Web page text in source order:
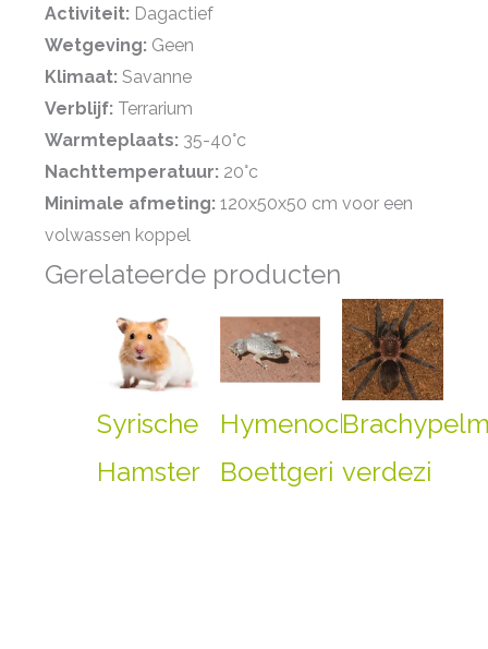
Activiteit:Dagactief
Wetgeving:Geen
Klimaat:Savanne
Verblijf:Terrarium
Warmteplaats:35-40°c
Nachttemperatuur:20°c
Minimale afmeting:120x50x50 cm voor een
volwassen koppel
Gerelateerde producten
Syrische
Hamster
Hymenochirus
Boettgeri verdezi